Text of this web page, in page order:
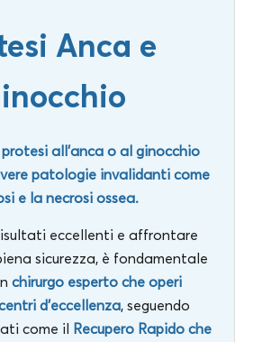
Anca e
all’anca o al ginocchio
patologie invalidanti come
e la necrosi ossea.
eccellenti e affrontare
sicurezza, è fondamentale
chirurgo esperto che operi
d’eccellenza, seguendo
come il Recupero Rapido che